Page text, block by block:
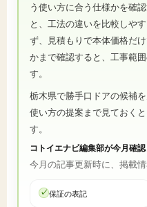
う使い方に合う仕様かを確
と、工法の違いを比較しや
ず、見積もりで本体価格だ
かまで確認すると、工事範
す。
栃木県で勝手口ドアの候補
使い方の提案まで見ておく
す。
コトイエナビ編集部が今月確認
今月の記事更新時に、掲載
保証の表記